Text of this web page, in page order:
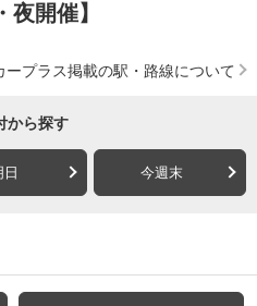
夜開催】
ープラス掲載の駅・路線について
から探す
日 今週末